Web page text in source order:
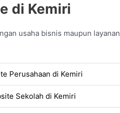
di Kemiri
usaha bisnis maupun layanan
Perusahaan di Kemiri
Sekolah di Kemiri